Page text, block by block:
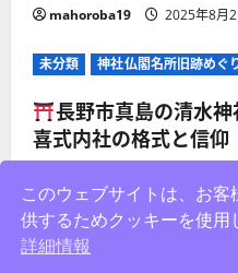
mahoroba19 2025年8月2
未分類 神社仏閣名所旧跡めぐ
長野市真島の清水
喜式内社の格式と信仰
このウェブサイトは、お客
供するためクッキーを使用
詳細情報